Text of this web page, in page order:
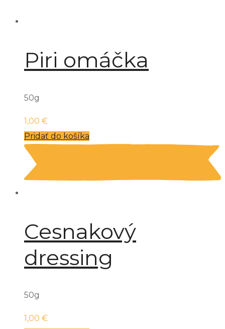
Piri omáčka
50g
1,00 €
Pridať do košíka
Cesnakový
dressing
50g
1,00 €